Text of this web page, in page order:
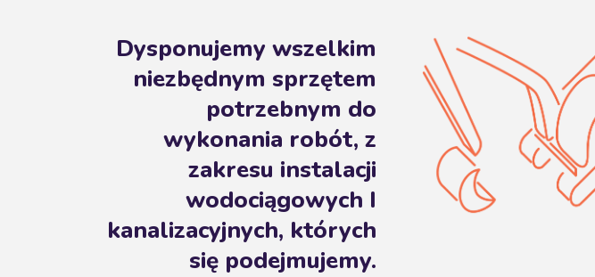
Dysponujemy wszelkim
niezbędnym sprzętem
potrzebnym do
wykonania robót, z
zakresu instalacji
wodociągowych I
kanalizacyjnych, których
się podejmujemy.